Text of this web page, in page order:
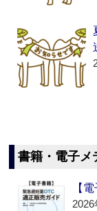
書籍・電子メ
【